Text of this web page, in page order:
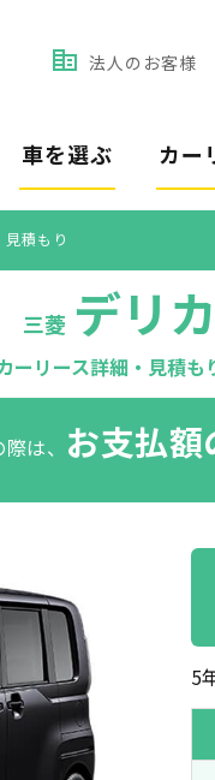
法人のお客様
車を選ぶ カー
積もり
三菱 デリ
ーリース詳細・見積も
は、 お支払額
5